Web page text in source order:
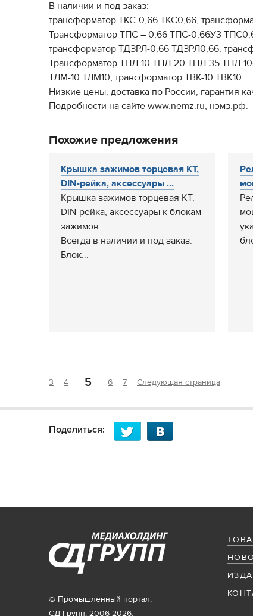
В наличии и под заказ:
трансформатор ТКС-0,66 ТКС0,66,
Трансформатор ТПС – 0,66 ТПС-0,66У3
трансформатор ТДЗРЛ-0,66 ТДЗРЛ0,66,
Трансформатор ТПЛ-10 ТПЛ-20 ТПЛ-35 ТПЛ-
ТЛМ-10 ТЛМ10, трансформатор ТВК-10 ТВК10.
Низкие цены, доставка по России, гарантия
Подробности на сайте www.nemz.ru, нэмз.рф.
Похожие предложения
Крышка зажимов торцевая КТ,
DIN-рейка, аксессуары ...
Крышка зажимов торцевая КТ,
DIN-рейка, аксессуары к блокам
зажимов
Всегда в наличии и под заказ:
Блок...
3 4 5 6 7 Следующая страница
Поделиться:
© Промышленный портал,
СД Групп, 2006-2026.